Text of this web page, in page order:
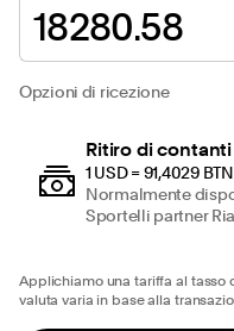
Opzioni di ricezione
Ritiro di contanti
1 USD = 91,4029 BTN
Normalmente
Sportelli partner
Applichiamo una tariffa al tasso
valuta varia in base alla